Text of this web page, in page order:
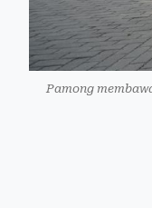
Pamong